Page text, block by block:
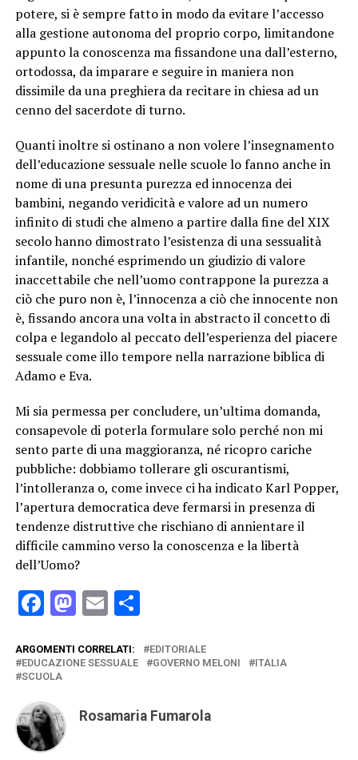
potere, si è sempre fatto in modo da evitare l’accesso
alla gestione autonoma del proprio corpo, limitandone
appunto la conoscenza ma fissandone una dall’esterno,
ortodossa, da imparare e seguire in maniera non
dissimile da una preghiera da recitare in chiesa ad un
cenno del sacerdote di turno.
Quanti inoltre si ostinano a non volere l’insegnamento
dell’educazione sessuale nelle scuole lo fanno anche in
nome di una presunta purezza ed innocenza dei
bambini, negando veridicità e valore ad un numero
infinito di studi che almeno a partire dalla fine del XIX
secolo hanno dimostrato l’esistenza di una sessualità
infantile, nonché esprimendo un giudizio di valore
inaccettabile che nell’uomo contrappone la purezza a
ciò che puro non è, l’innocenza a ciò che innocente non
è, fissando ancora una volta in abstracto il concetto di
colpa e legandolo al peccato dell’esperienza del piacere
sessuale come illo tempore nella narrazione biblica di
Adamo e Eva.
Mi sia permessa per concludere, un’ultima domanda,
consapevole di poterla formulare solo perché non mi
sento parte di una maggioranza, né ricopro cariche
pubbliche: dobbiamo tollerare gli oscurantismi,
l’intolleranza o, come invece ci ha indicato Karl Popper,
l’apertura democratica deve fermarsi in presenza di
tendenze distruttive che rischiano di annientare il
difficile cammino verso la conoscenza e la libertà
dell’Uomo?
Facebook
Mastodon
Email
ARGOMENTI CORRELATI:
EDITORIALE
EDUCAZIONE SESSUALE
GOVERNO MELONI
ITALIA
SCUOLA
Rosamaria Fumarola